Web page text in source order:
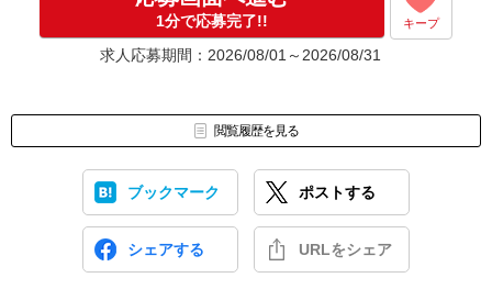
1分で応募完了!! キープ
求人応募期間：2026/08/01～2026/08/31
閲覧履歴を見る
ブックマーク ポストする
シェアする URLをシェア